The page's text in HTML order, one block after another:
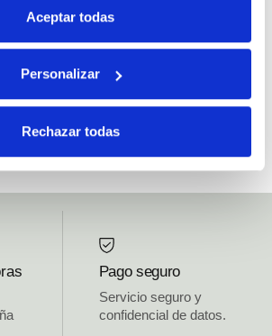
Aceptar todas
Personalizar
Rechazar todas
Acceder, rectificar y suprimir los datos, así como
explica en la información adicional.
SUBSCRIBETE AHORA
Pago seguro
Servicio seguro y
confidencial de datos.